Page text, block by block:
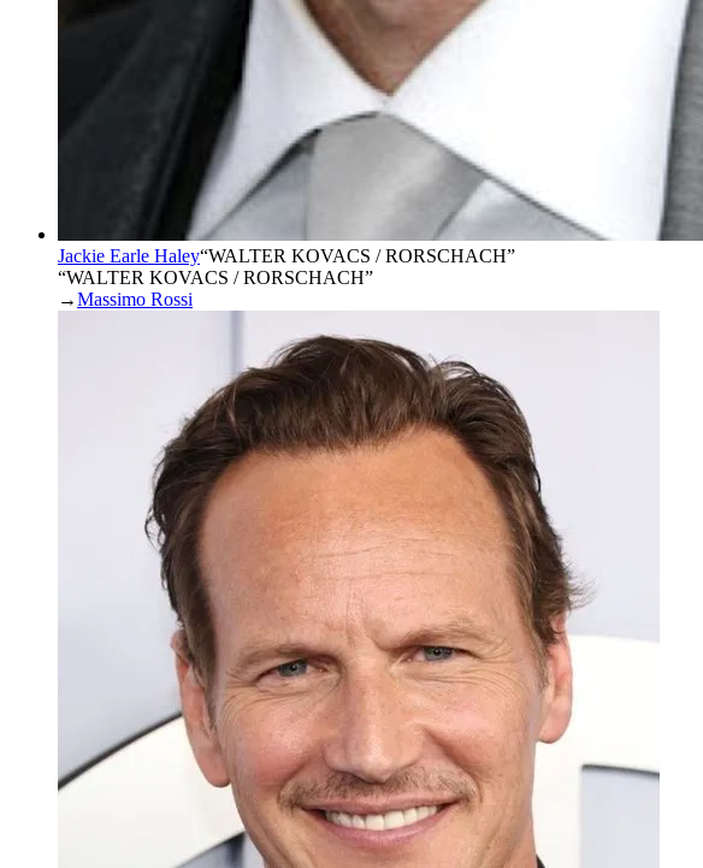
Jackie Earle Haley“WALTER KOVACS / RORSCHACH”
“WALTER KOVACS / RORSCHACH”
→Massimo Rossi